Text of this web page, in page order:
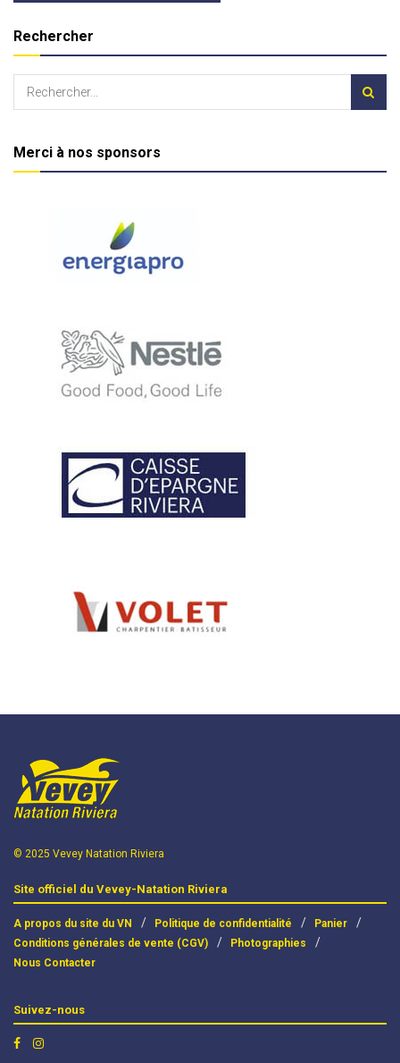
Rechercher
Merci à nos sponsors
© 2025 Vevey Natation Riviera
Site officiel du Vevey-Natation Riviera
A propos du site du VN Politique de confidentialité
Panier
Conditions générales de vente (CGV)
Photographies
Nous Contacter
Suivez-nous